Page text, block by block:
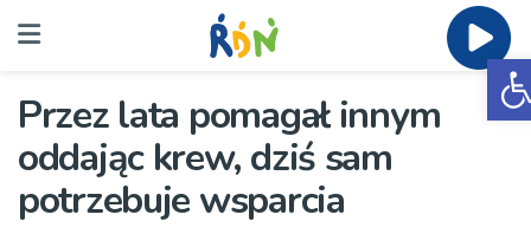
Przez lata pomagał innym
oddając krew, dziś sam
potrzebuje wsparcia